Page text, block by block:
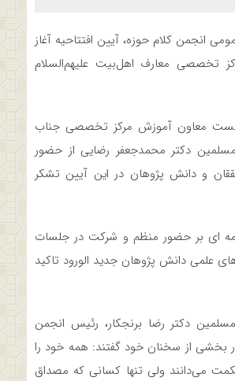
انجمن کلام حوزه، آیین افتتاحیه آغاز
تخصصی معارف اهل‌بیت علیهم‌السلام
معاون آموزش مرکز تخصصی جناب
دکتر محمدجعفر رضایی از حضور
و دانش پژوهان در این آیین تشکر
ای بر حضور منظم و شرکت در جلسات
دانش پژوهان جدید الورود تاکید
دکتر رضا برنجکار، رئیس انجمن
بخشی از سخنان خود گفتند: همه خود را
می‌دانند ولی تنها کسانی که مصداق